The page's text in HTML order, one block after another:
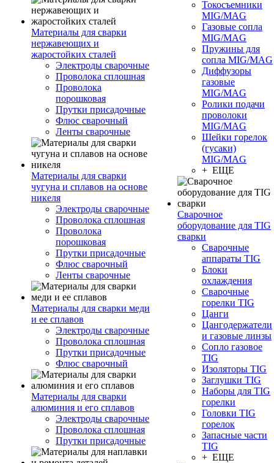
Материалы для сварки
нержавеющих и
жаростойких сталей
Электроды сварочные
Проволока сплошная
Проволока
порошковая
Прутки присадочные
Флюс сварочный
Ленты сварочные
Материалы для сварки
чугуна и сплавов на основе
никеля
Электроды сварочные
Проволока сплошная
Проволока
порошковая
Прутки присадочные
Флюс сварочный
Ленты сварочные
Материалы для сварки меди
и ее сплавов
Электроды сварочные
Проволока сплошная
Прутки присадочные
Флюс сварочный
Материалы для сварки
алюминия и его сплавов
Электроды сварочные
Проволока сплошная
Прутки присадочные
Токосъемники
MIG/MAG
Газовые сопла
MIG/MAG
Пружины для
сопла MIG/MAG
Диффузоры
газовые
MIG/MAG
Ролики подачи
проволоки
MIG/MAG
Шейки горелок
(гусаки)
MIG/MAG
+ ЕЩЕ
Сварочное
оборудование для TIG
сварки
Сварочные
аппараты TIG
Блоки
охлаждения
Сварочные
горелки TIG
Цанги
Цангодержатели
и газовые линзы
Сопло газовое
TIG
Изоляторы TIG
Заглушки TIG
Наборы для TIG
горелки
Головки TIG
горелок
Запасные части
TIG
+ ЕЩЕ